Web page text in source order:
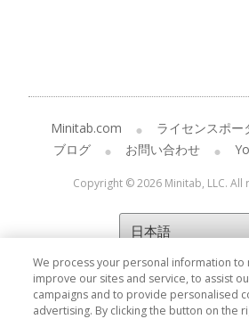
Minitab.com ライセンスポー
ブログ
お問い合わせ
Copyright © 2026 Minitab, LLC. All
We process your personal information to
improve our sites and service, to assist
campaigns and to provide personalised
advertising. By clicking the button on the